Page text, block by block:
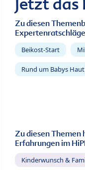
Zu diesen
Expertenratschläge
Beikost-Start
Rund um Babys Haut
Zu diesen Themen
Erfahrungen im
Kinderwunsch &